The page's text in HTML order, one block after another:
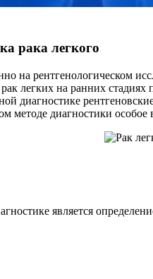
рака легкого
на рентгенологическом
рак легких на ранних
диагностике
методе диагностики особое
является